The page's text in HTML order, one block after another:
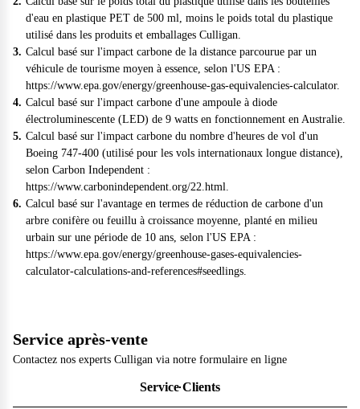
d'eau en plastique PET de 500 ml, moins le poids total du plastique
utilisé dans les produits et emballages Culligan.
Calcul basé sur l'impact carbone de la distance parcourue par un
véhicule de tourisme moyen à essence, selon l'US EPA :
https://www.epa.gov/energy/greenhouse-gas-equivalencies-calculator.
Calcul basé sur l'impact carbone d'une ampoule à diode
électroluminescente (LED) de 9 watts en fonctionnement en Australie.
Calcul basé sur l'impact carbone du nombre d'heures de vol d'un
Boeing 747-400 (utilisé pour les vols internationaux longue distance),
selon Carbon Independent :
https://www.carbonindependent.org/22.html
Calcul basé sur l'avantage en termes de réduction de carbone d'un
arbre conifère ou feuillu à croissance moyenne, planté en milieu
urbain sur une période de 10 ans, selon l'US EPA :
https://www.epa.gov/energy/greenhouse-gases-equivalencies-
calculator-calculations-and-references#seedlings
Service après-vente
Contactez nos experts Culligan via notre formulaire en ligne
Service Clients